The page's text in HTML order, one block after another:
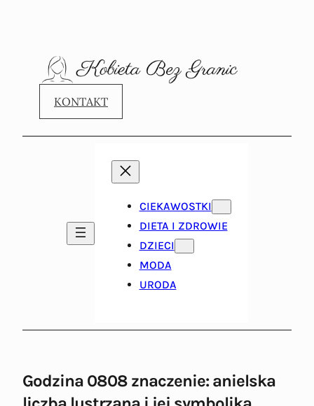
KONTAKT
CIEKAWOSTKI
DIETA I ZDROWIE
DZIECI
MODA
URODA
Godzina 0808 znaczenie: anielska